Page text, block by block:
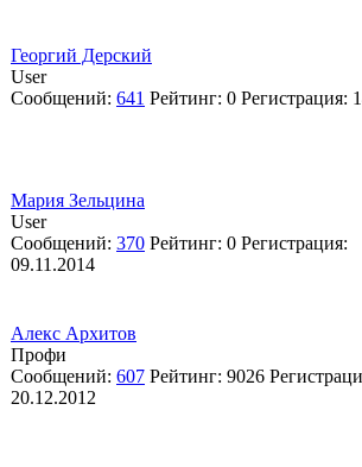
Георгий Дерский
User
Сообщений: 641 Рейтинг: 0 Регистрация:
Мария Зельцина
User
Сообщений: 370 Рейтинг: 0 Регистрация:
09.11.2014
Алекс Архитов
Профи
Сообщений: 607 Рейтинг: 9026
20.12.2012